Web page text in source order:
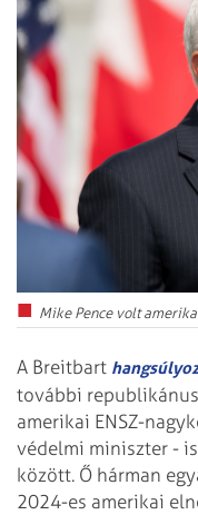
Mike Pence volt
A Breitbart
további
amerikai ENSZ-
védelmi miniszter -
között. Ő hárman
2024-es amerikai